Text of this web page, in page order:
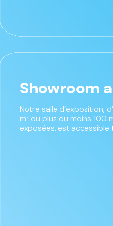
Showroom
Notre salle d’exposition,
m² ou plus ou moins 100
exposées, est accessible